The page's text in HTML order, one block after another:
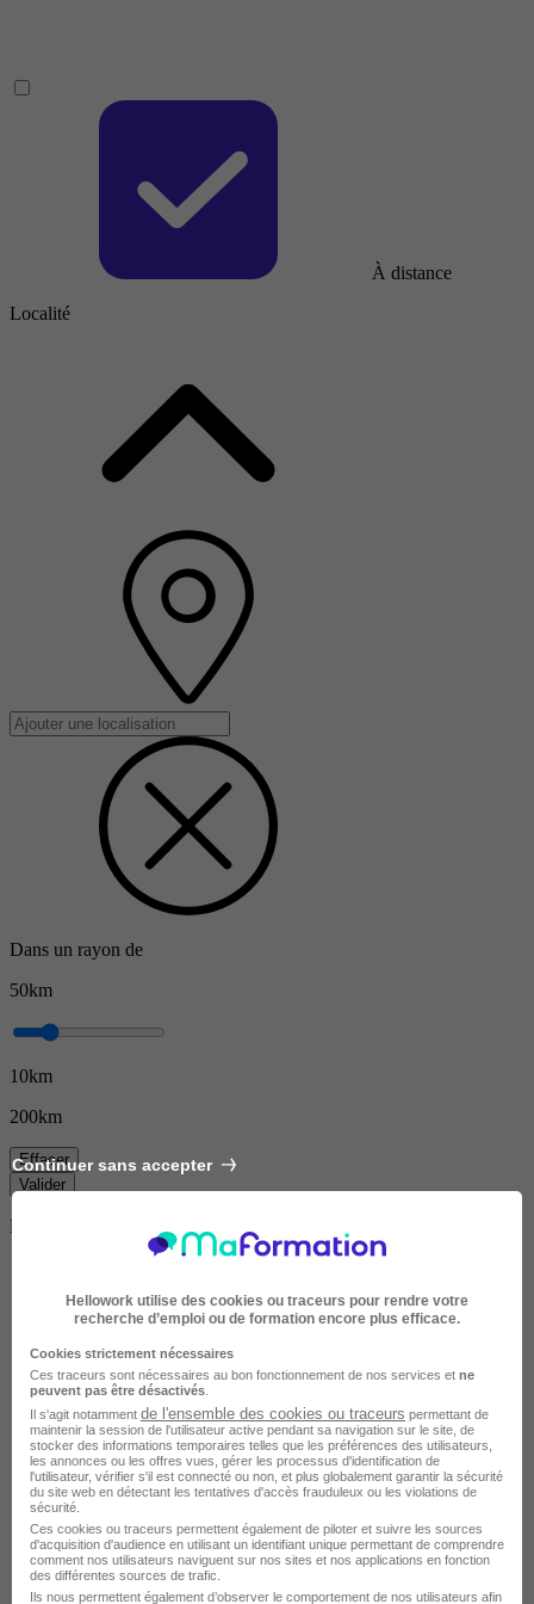
À distance
Localité
Dans un rayon de
50km
10km
200km
Effacer
Valider
Durée de la formation
Continuer sans accepter
Hellowork utilise des cookies ou traceurs pour rendre votre
recherche d’emploi ou de formation encore plus efficace.
Cookies strictement nécessaires
Ces traceurs sont nécessaires au bon fonctionnement de nos services et ne
peuvent pas être désactivés
Il s'agit notamment de l'ensemble des cookies ou traceurs permettant de
maintenir la session de l'utilisateur active pendant sa navigation sur le site, de
stocker des informations temporaires telles que les préférences des utilisateurs,
les annonces ou les offres vues, gérer les processus d'identification de
l'utilisateur, vérifier s'il est connecté ou non, et plus globalement garantir la sécurité
du site web en détectant les tentatives d'accès frauduleux ou les violations de
sécurité.
Ces cookies ou traceurs permettent également de piloter et suivre les sources
d'acquisition d'audience en utilisant un identifiant unique permettant de comprendre
comment nos utilisateurs naviguent sur nos sites et nos applications en fonction
des différentes sources de trafic.
Ils nous permettent également d’observer le comportement de nos utilisateurs afin